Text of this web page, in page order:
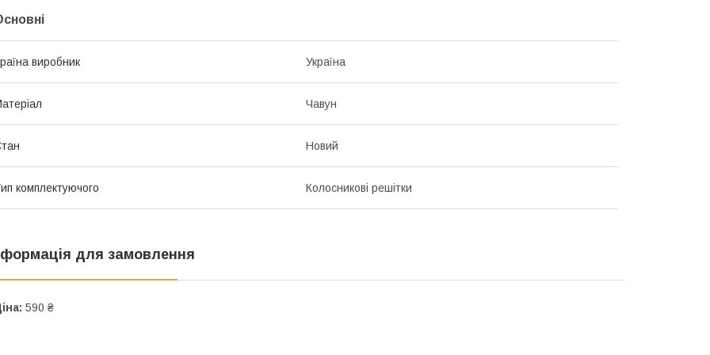
виробник Україна
Чавун
Новий
комплектуючого Колосникові решітки
для замовлення
590 ₴